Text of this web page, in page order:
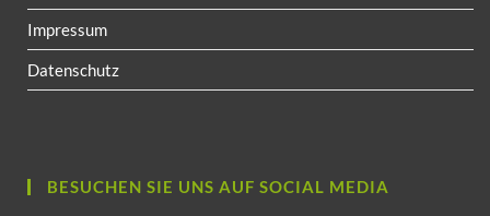
Impressum
Datenschutz
BESUCHEN SIE UNS AUF SOCIAL MEDIA